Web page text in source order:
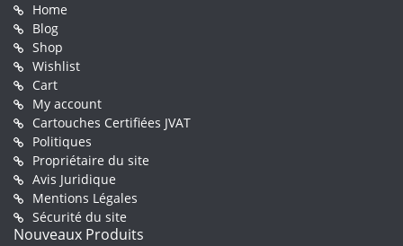
Home
Blog
Shop
Wishlist
Cart
My account
Cartouches Certifiées JVAT
Politiques
Propriétaire du site
Avis Juridique
Mentions Légales
Sécurité du site
Nouveaux Produits